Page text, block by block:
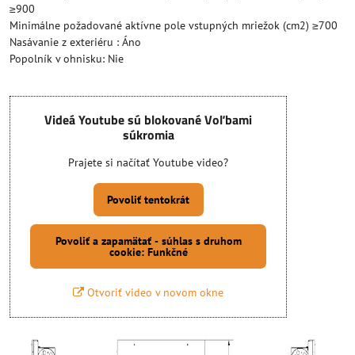
≥900
Minimálne požadované aktívne pole vstupných mriežok (cm2) ≥700
Nasávanie z exteriéru : Áno
Popolník v ohnisku: Nie
Videá Youtube sú blokované Voľbami
súkromia
Prajete si načítať Youtube video?
Povoliť tentokrát
Povoliť a zapamätať - súhlas s druhom
cookie: Funkčné
Otvoriť video v novom okne